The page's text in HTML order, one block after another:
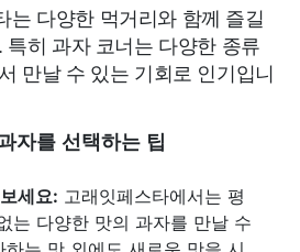
는 다양한 먹거리와 함께 즐길
히 과자 코너는 다양한 종류
만날 수 있는 기회로 인기입니
자를 선택하는 팁
세요: 고래잇페스타에서는 평
는 다양한 맛의 과자를 만날 수